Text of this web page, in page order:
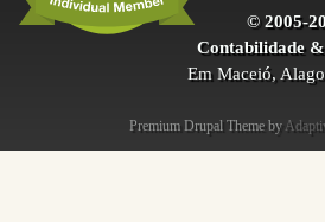
© 2005-
Contabilidade
Em Maceió,
Premium Drupal Theme by